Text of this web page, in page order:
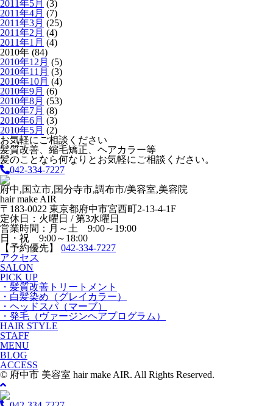
2011年5月 (3)
2011年4月 (7)
2011年3月 (25)
2011年2月 (4)
2011年1月 (4)
2010年 (84)
2010年12月 (5)
2010年11月 (3)
2010年10月 (4)
2010年9月 (6)
2010年8月 (53)
2010年7月 (8)
2010年6月 (3)
2010年5月 (2)
お気軽にご相談ください
髪質改善、縮毛矯正、ヘアカラー等
髪のことなら何なりとお気軽にご相談ください。
042-334-7227
府中,国立市,国分寺市,調布市/美容室,美容院
hair make AIR
〒183-0022 東京都府中市宮西町2-13-4-1F
定休日：火曜日 / 第3水曜日
営業時間：月～土 9:00～19:00
日・祝 9:00～18:00
【予約優先】 042-334-7227
アクセス
SALON
PICK UP
・髪質改善トリートメント
・白髪染め（グレイカラー）
・ヘッドスパ（マーブ）
・発毛（ヴァージンヘアプログラム）
HAIR STYLE
STAFF
MENU
BLOG
ACCESS
© 府中市 美容室 hair make AIR. All Rights Reserved.